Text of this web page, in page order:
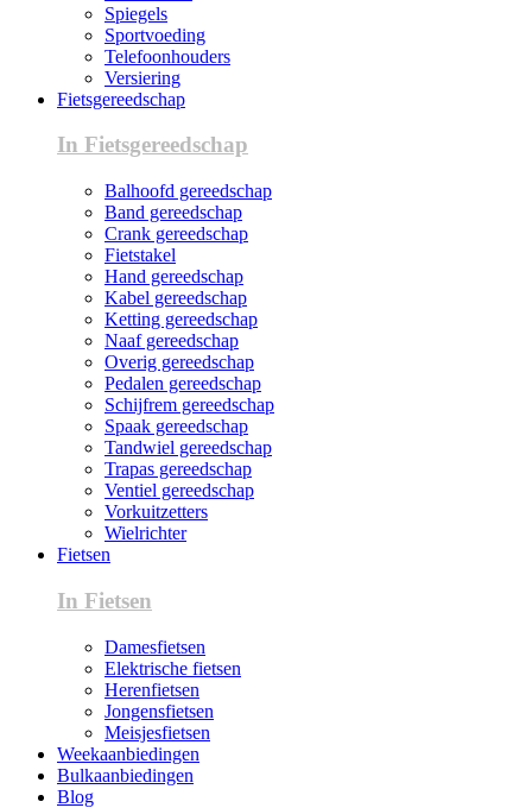
Spiegels
Sportvoeding
Telefoonhouders
Versiering
Fietsgereedschap
In Fietsgereedschap
Balhoofd gereedschap
Band gereedschap
Crank gereedschap
Fietstakel
Hand gereedschap
Kabel gereedschap
Ketting gereedschap
Naaf gereedschap
Overig gereedschap
Pedalen gereedschap
Schijfrem gereedschap
Spaak gereedschap
Tandwiel gereedschap
Trapas gereedschap
Ventiel gereedschap
Vorkuitzetters
Wielrichter
Fietsen
In Fietsen
Damesfietsen
Elektrische fietsen
Herenfietsen
Jongensfietsen
Meisjesfietsen
Weekaanbiedingen
Bulkaanbiedingen
Blog